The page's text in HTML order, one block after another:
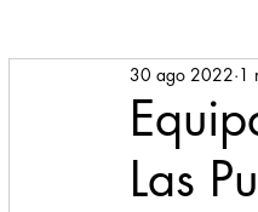
Santa Catarina
Espectaculos
Las
30 ago 2022 1